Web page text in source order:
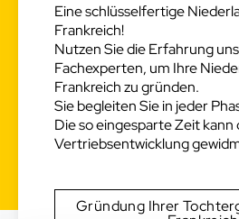
Eine schlüsselfertige
Frankreich!
Nutzen Sie die Erfahrung
Fachexperten, um Ihre
Frankreich zu gründen.
Sie begleiten Sie in jeder
Die so eingesparte Zeit kann
Vertriebsentwicklung
Gründung Ihrer